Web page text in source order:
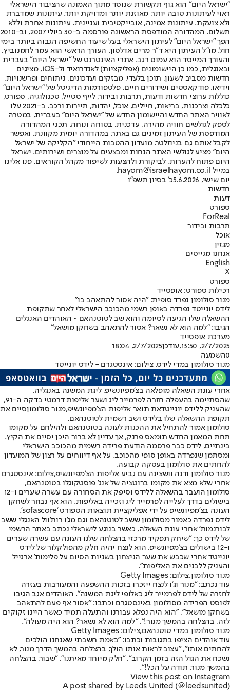
"ישראל היום" הוא גוף תקשורת שנוסד מתוך האמונה שהציבור הישראלי
ראוי לעיתונות טובה יותר, מאוזנת יותר ומדויקת יותר. עיתונות שמדברת
ולא צועקת. עיתונות אמינה, אובייקטיבית ועניינית. עיתונות אחרת וללא
תשלום. המהדורה המודפסת הראשונה פורסמה ב-30 ביולי 2007, וב-2010
הפך "ישראל היום" לעיתון הישראלי בעל שיעור החשיפה הגבוה ביותר בימי
חול. מו"ל העיתון היא ד"ר מרים אדלסון. העורך הראשי הוא עמר לחמנוביץ,
והעורך המייסד הוא עמוס רגב. אתרי האינטרנט של "ישראל היום" בעברית
ובאנגלית, כמו כן היישומונים (אפליקציות) לאנדרואיד ול-iOS, מציגים
חדשות מסביב לשעון, תוכן בלעדי, מבזקים ועדכונים, ניתוחים ופרשנויות,
וידיאו, פודקאסטים ושידורים חיים. פלטפורמות הדיגיטל של "ישראל היום"
כוללות ערוצי חדשות ודעות, תרבות ובידור, לייף סטייל, טכנולוגיה, ספורט,
כלכלה וצרכנות, בריאות, חיילים, אוכל, יהדות, תיירות ורכב. ב-2021 עלו
לאוויר האתר החדש והיישומון החדש של "ישראל היום" בעברית, במטרה
לספק לגולשים חוויה מהירה, עדכנית, בטוחה ונוחה. תכני המהדורה
המודפסת של העיתון זמינים גם באתר, במהדורה יומית מקוונת, ואפשר
לקבל אותם גם בניוזלטר. מועדון ההטבות הייחודי "הקליקה של ישראל
היום" מציע לגולשי האתר הנחות ומבצעים על מוצרים ושירותים. ישראל
היום פתוח להערות, לביקורת ולהצעות לשיפור מקהל הקוראים. פנו אלינו
במייל hayom@israelhayom.co.il.
יום שישי, 5.6.2026
כ' בסיון תשפ"ו
חדשות
דעות
ספורט
ForReal
תרבות ובידור
אוכל
מגזין
אנחנו מגייסים
English
X
ספורט
רכילות ספורט: אופסייד
מנור סולומון נפרד סופית: "היה אסור להתאהב בו"
לידס יונייטד נפרדה באופן רשמי מהכוכב הישראלי לאחר שתקופת
ההשאלה שלו הגיעה לסיומה והוא שב לטוטנהאם • האוהדים האנגלים
הגיבו: "למה הוא לא נשאר? אסור להתאהב בשחקן מושאל"
מערכת אופסייד
2/7/2025, 13:50
,עודכן2/7/2025, 18:04
0השמעה
מנור סולומון במדי לידס. צילום: אינסטגרם - לידס יונייטד
אחרי עונת השאלה מופלאה בצ'מפיונשיפ, ליגת המשנה באנגליה,
שהסתיימה בהעפלה חזרה לפרמייר ליג ושער אליפות דרמטי בדקה ה-91,
שהעניק ללידס יונייטדאת תואר אליפות הצ'מפיונשיפ,מנור סולומוןסיים את
תקופת ההשאלה שלו בלידס ושב רשמית לטוטנהאם.
סולומון אמור להתחיל את ההכנות לעונה בטוטנהאם ולהילחם על מקומו
תחת המאמן החדש תומאס פרנק, אך עדיין לא ברור היכן יסיים את הקיץ.
בינתיים, לידס כבר פרסמה הודעת פרידה רשמית מהכוכב הישראלי
ומסתמן שנפרדה באופן סופי מהכוכב, על אף דיווחים על רצון של המועדון
להחתים את סולומון בעסקה קבועה.
מנור סולומון ודנה וושצינה עם גביע אליפות הצ'מפיונשיפ,צילום: אינסטגרם
אחרי שלא מצא את מקומו ברוטציה של אנג' פוסטקוגלו בטוטנהאם,
סולומון הועבר בהשאלה ללידס וסיפק את הסחורה עם עשרה שערים ו-12
בישולים בדרך לעלייה לפרמייר ליג וזכייה באליפות. הוא אף נבחר לשחקן
העונה בצ'מפיונשיפ על ידי אפליקציית תוצאות הספורט 'sofascore'.
לידס נפרדה כאמור מסולומון ששב לטוטנהאם וגם מג'ו רות'וול האנגלי ששב
לבורנמות' אחרי עונת השאלה, כאשר בנוגע לישראלי נכתב באתר הרשמי
של לידס כך: "שיחק תפקיד מרכזי בהצלחה שלנו העונה עם עשרה שערים
ו-12 בישולים בצ'מפיונשיפ, הוא לנצח יהיה חלק מהפולקלור של לידס
יונייטד אחרי שכבש את שער הניצחון בשניות הסיום על פלימות' ארגייל
והעניק ללבנים את האליפות".
מנור סולומון,צילום: Getty Images
עוד נכתב: "מנור וג'ו לנצח ייזכרו בזכות ההשפעה והמעורבות בעזרה
לחזרה של לידס לפרמייר ליג כאלופי ליגת המשנה". האוהדים אגב הגיבו
לפוסט הפרידה מסולומון באינסטגרם וכתבו: "אסור אף פעם להתאהב
בשחקן מושאל", "הוא היה נפלא עבורנו והתעלה תמיד כאשר היינו זקוקים
לזה, בהצלחה בהמשך מנור!", "למה הוא לא נשאר? הוא היה מעולה".
מנור סולומון במדי טוטנהאם,צילום: Getty Images
עוד אוהדים הציפו בתגובות וכתבו: "באמת חשבתי שאנחנו הולכים
להחתים אותו", "עצוב לראות אותו הולך, בהצלחה בהמשך הדרך מנור, לא
נשכח את הגול הזה בזמן הקרוב", "חלק מיוחד מאיתנו", "שבור, בהצלחה
בהמשך מנור, תודה על הכל!".
View this post on Instagram
A post shared by Leeds United (@leedsunited)